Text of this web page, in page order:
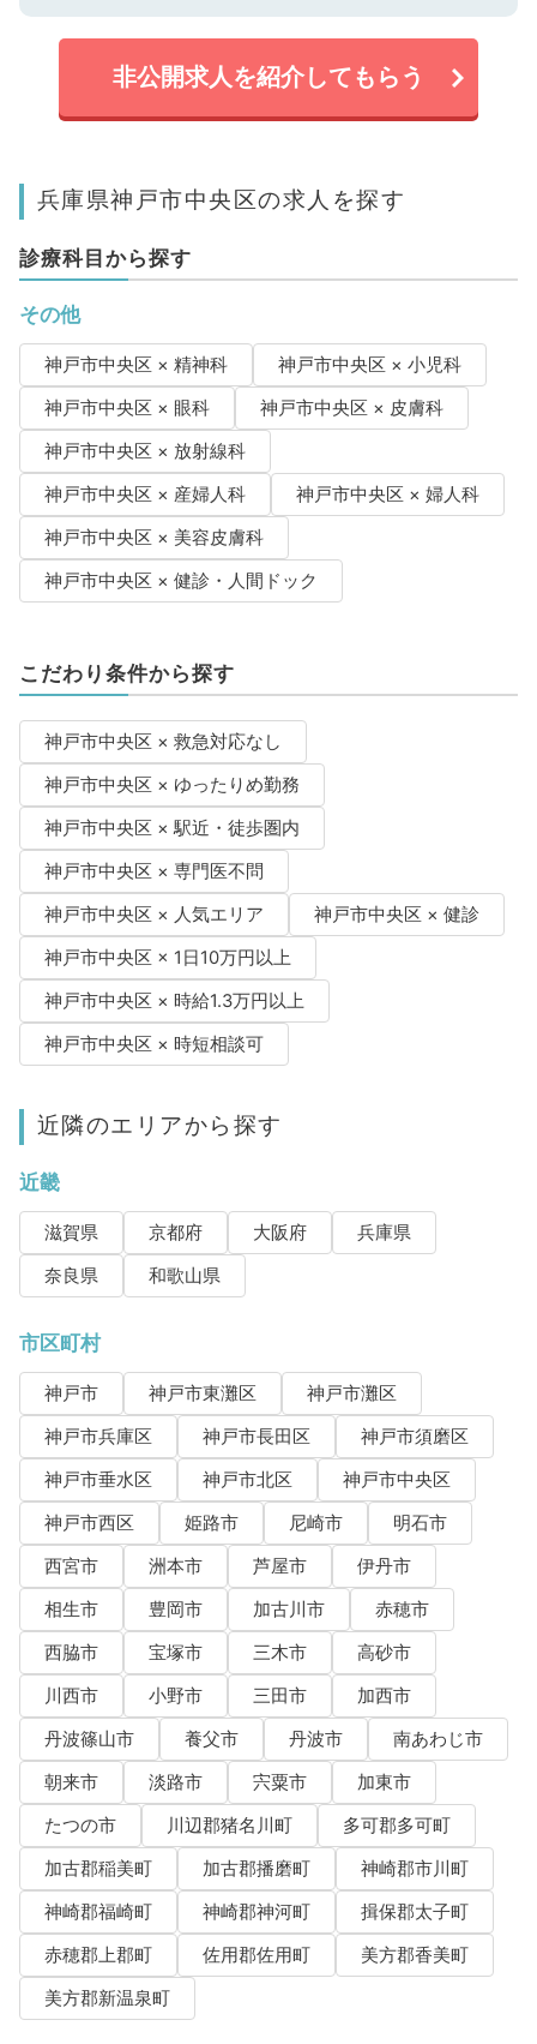
非公開求人を紹介してもらう
兵庫県神戸市中央区の求人を探す
診療科目から探す
その他
神戸市中央区 × 精神科
神戸市中央区 × 小児科
神戸市中央区 × 眼科
神戸市中央区 × 皮膚科
神戸市中央区 × 放射線科
神戸市中央区 × 産婦人科
神戸市中央区 × 婦人科
神戸市中央区 × 美容皮膚科
神戸市中央区 × 健診・人間ドック
こだわり条件から探す
神戸市中央区 × 救急対応なし
神戸市中央区 × ゆったりめ勤務
神戸市中央区 × 駅近・徒歩圏内
神戸市中央区 × 専門医不問
神戸市中央区 × 人気エリア
神戸市中央区 × 健診
神戸市中央区 × 1日10万円以上
神戸市中央区 × 時給1.3万円以上
神戸市中央区 × 時短相談可
近隣のエリアから探す
近畿
滋賀県 京都府 大阪府
兵庫県
奈良県
和歌山県
市区町村
神戸市 神戸市東灘区
神戸市灘区
神戸市兵庫区
神戸市長田区
神戸市須磨区
神戸市垂水区
神戸市北区
神戸市中央区
神戸市西区
姫路市 尼崎市
明石市
西宮市
洲本市 芦屋市
伊丹市
相生市
豊岡市 加古川市
赤穂市
西脇市
宝塚市 三木市
高砂市
川西市
小野市 三田市
加西市
丹波篠山市
養父市 丹波市
南あわじ市
朝来市
淡路市 宍粟市
加東市
たつの市
川辺郡猪名川町
多可郡多可町
加古郡稲美町
加古郡播磨町
神崎郡市川町
神崎郡福崎町
神崎郡神河町
揖保郡太子町
赤穂郡上郡町
佐用郡佐用町
美方郡香美町
美方郡新温泉町